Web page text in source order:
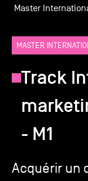
Entreprises
Master
MASTER
Track
- M1
Acquérir un